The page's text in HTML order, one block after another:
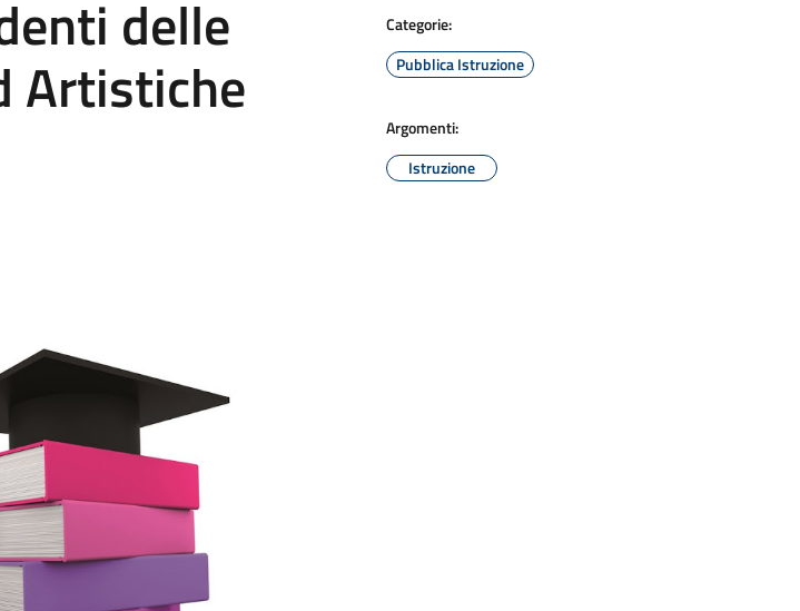
delle
Artistiche
Categorie:
Pubblica Istruzione
Argomenti:
Istruzione